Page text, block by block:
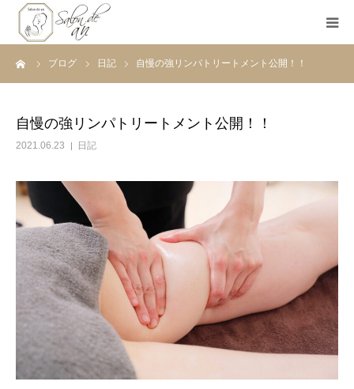
ブログ 日記 自慢の強リンパトリートメント公開！！
自慢の強リンパトリートメント公開！！
2021.06.23 日記
ホーム
初めての方へ
Before＆After
ご予約
ブログ
お知らせ